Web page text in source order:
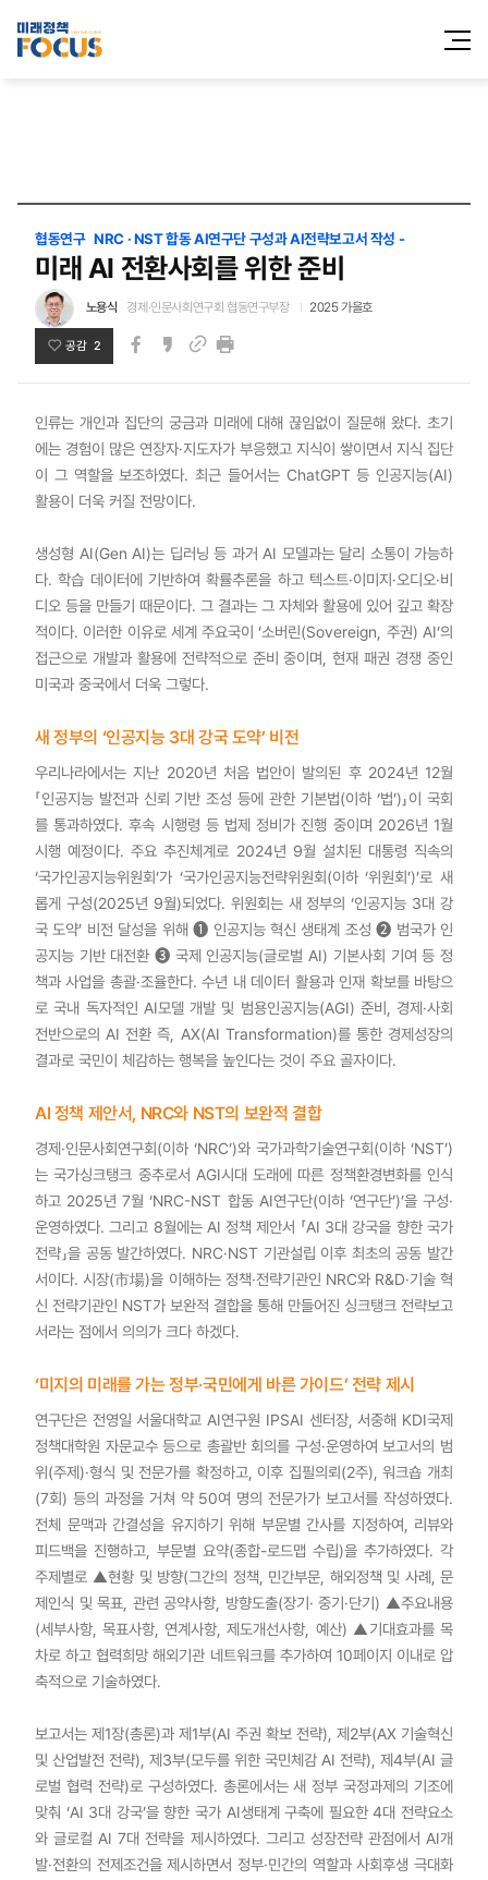
전체메
열기
협동연구 NRC · NST 합동 AI연구단 구성과 AI전략보고서 작성 -
미래 AI 전환사회를 위한 준비
노용식 경제·인문사회연구회 협동연구부장 2025 가을호
공감 2
인류는 개인과 집단의 궁금과 미래에 대해 끊임없이 질문해 왔다. 초기
에는 경험이 많은 연장자·지도자가 부응했고 지식이 쌓이면서 지식 집단
이 그 역할을 보조하였다. 최근 들어서는 ChatGPT 등 인공지능(AI)
활용이 더욱 커질 전망이다.
생성형 AI(Gen AI)는 딥러닝 등 과거 AI 모델과는 달리 소통이 가능하
다. 학습 데이터에 기반하여 확률추론을 하고 텍스트·이미지·오디오·비
디오 등을 만들기 때문이다. 그 결과는 그 자체와 활용에 있어 깊고 확장
적이다. 이러한 이유로 세계 주요국이 ‘소버린(Sovereign, 주권) AI’의
접근으로 개발과 활용에 전략적으로 준비 중이며, 현재 패권 경쟁 중인
미국과 중국에서 더욱 그렇다.
새 정부의 ‘인공지능 3대 강국 도약’ 비전
우리나라에서는 지난 2020년 처음 법안이 발의된 후 2024년 12월
「인공지능 발전과 신뢰 기반 조성 등에 관한 기본법(이하 ‘법’)」이 국회
를 통과하였다. 후속 시행령 등 법제 정비가 진행 중이며 2026년 1월
시행 예정이다. 주요 추진체계로 2024년 9월 설치된 대통령 직속의
‘국가인공지능위원회’가 ‘국가인공지능전략위원회(이하 ‘위원회’)’로 새
롭게 구성(2025년 9월)되었다. 위원회는 새 정부의 ‘인공지능 3대 강
국 도약’ 비전 달성을 위해 ➊ 인공지능 혁신 생태계 조성 ➋ 범국가 인
공지능 기반 대전환 ➌ 국제 인공지능(글로벌 AI) 기본사회 기여 등 정
책과 사업을 총괄·조율한다. 수년 내 데이터 활용과 인재 확보를 바탕으
로 국내 독자적인 AI모델 개발 및 범용인공지능(AGI) 준비, 경제·사회
전반으로의 AI 전환 즉, AX(AI Transformation)를 통한 경제성장의
결과로 국민이 체감하는 행복을 높인다는 것이 주요 골자이다.
AI 정책 제안서, NRC와 NST의 보완적 결합
경제·인문사회연구회(이하 ‘NRC’)와 국가과학기술연구회(이하 ‘NST’)
는 국가싱크탱크 중추로서 AGI시대 도래에 따른 정책환경변화를 인식
하고 2025년 7월 ‘NRC-NST 합동 AI연구단(이하 ‘연구단’)’을 구성·
운영하였다. 그리고 8월에는 AI 정책 제안서 「AI 3대 강국을 향한 국가
전략」을 공동 발간하였다. NRC·NST 기관설립 이후 최초의 공동 발간
서이다. 시장(市場)을 이해하는 정책·전략기관인 NRC와 R&D·기술 혁
신 전략기관인 NST가 보완적 결합을 통해 만들어진 싱크탱크 전략보고
서라는 점에서 의의가 크다 하겠다.
‘미지의 미래를 가는 정부·국민에게 바른 가이드’ 전략 제시
연구단은 전영일 서울대학교 AI연구원 IPSAI 센터장, 서중해 KDI국제
정책대학원 자문교수 등으로 총괄반 회의를 구성·운영하여 보고서의 범
위(주제)·형식 및 전문가를 확정하고, 이후 집필의뢰(2주), 워크숍 개최
(7회) 등의 과정을 거쳐 약 50여 명의 전문가가 보고서를 작성하였다.
전체 문맥과 간결성을 유지하기 위해 부문별 간사를 지정하여, 리뷰와
피드백을 진행하고, 부문별 요약(종합-로드맵 수립)을 추가하였다. 각
주제별로 ▲현황 및 방향(그간의 정책, 민간부문, 해외정책 및 사례, 문
제인식 및 목표, 관련 공약사항, 방향도출(장기· 중기·단기) ▲주요내용
(세부사항, 목표사항, 연계사항, 제도개선사항, 예산) ▲기대효과를 목
차로 하고 협력희망 해외기관 네트워크를 추가하여 10페이지 이내로 압
축적으로 기술하였다.
보고서는 제1장(총론)과 제1부(AI 주권 확보 전략), 제2부(AX 기술혁신
및 산업발전 전략), 제3부(모두를 위한 국민체감 AI 전략), 제4부(AI 글
로벌 협력 전략)로 구성하였다. 총론에서는 새 정부 국정과제의 기조에
맞춰 ‘AI 3대 강국’을 향한 국가 AI생태계 구축에 필요한 4대 전략요소
와 글로컬 AI 7대 전략을 제시하였다. 그리고 성장전략 관점에서 AI개
발·전환의 전제조건을 제시하면서 정부·민간의 역할과 사회후생 극대화